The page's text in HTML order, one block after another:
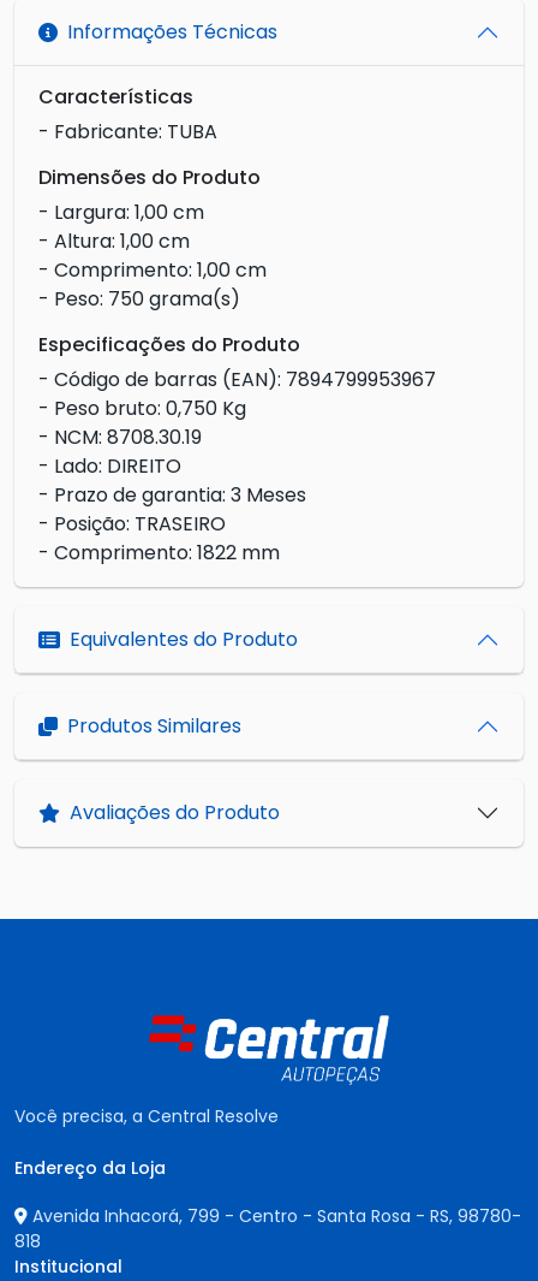
Informações Técnicas
Características
- Fabricante: TUBA
Dimensões do Produto
- Largura: 1,00 cm
- Altura: 1,00 cm
- Comprimento: 1,00 cm
- Peso: 750 grama(s)
Especificações do Produto
- Código de barras (EAN): 7894799953967
- Peso bruto: 0,750 Kg
- NCM: 8708.30.19
- Lado: DIREITO
- Prazo de garantia: 3 Meses
- Posição: TRASEIRO
- Comprimento: 1822 mm
Equivalentes do Produto
Produtos Similares
Avaliações do Produto
Você precisa, a Central Resolve
Endereço da Loja
Avenida Inhacorá, 799 - Centro - Santa Rosa - RS, 98780-
818
Institucional